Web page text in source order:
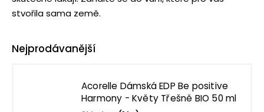
stvořila sama země.
Nejprodávanější
Acorelle Dámská EDP Be positive
Harmony - Květy Třešně BIO 50 ml